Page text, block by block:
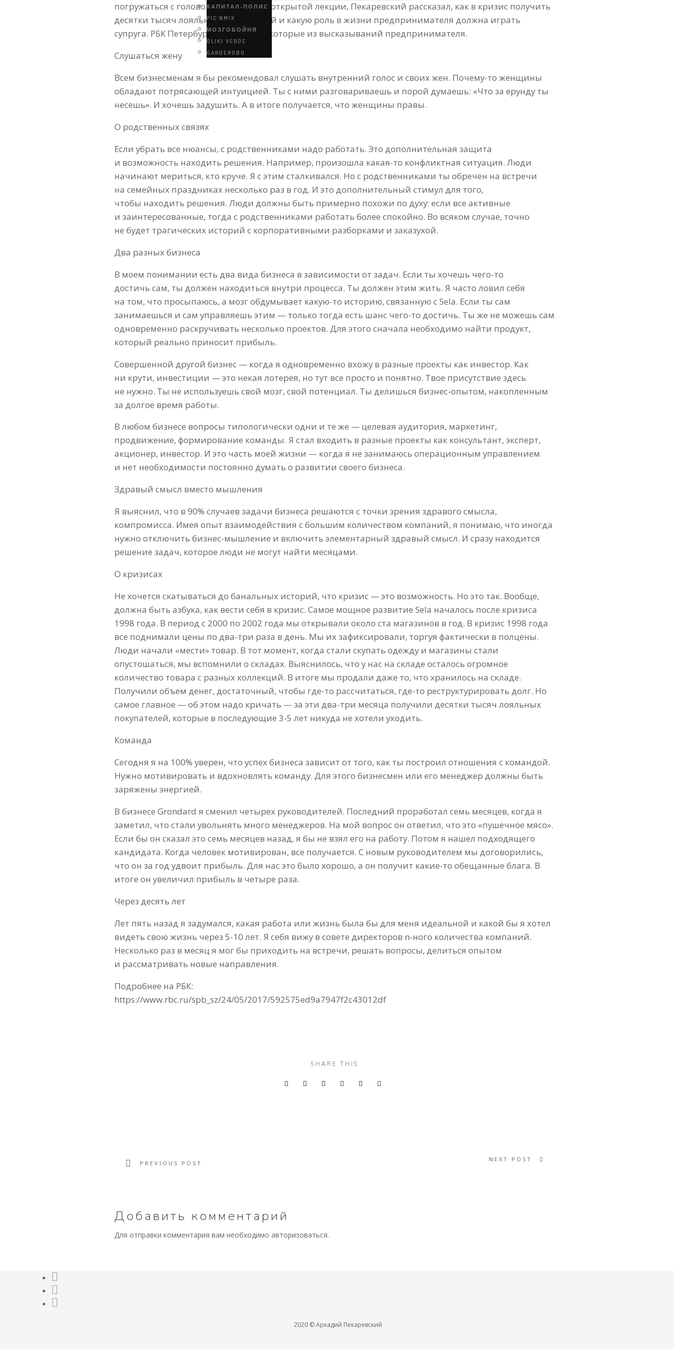
КАПИТАЛ-ПОЛИС
PIC’NMIX
МОЗГОБОЙНЯ
OLIKI VERDE
GARDEROBO
погружаться с головой. Выступая на открытой лекции, Пекаревский рассказал, как в кризис получить
десятки тысяч лояльных покупателей и какую роль в жизни предпринимателя должна играть
супруга. РБК Петербург приводит некоторые из высказываний предпринимателя.
Слушаться жену
Всем бизнесменам я бы рекомендовал слушать внутренний голос и своих жен. Почему-то женщины
обладают потрясающей интуицией. Ты с ними разговариваешь и порой думаешь: «Что за ерунду ты
несешь». И хочешь задушить. А в итоге получается, что женщины правы.
О родственных связях
Если убрать все нюансы, с родственниками надо работать. Это дополнительная защита
и возможность находить решения. Например, произошла какая-то конфликтная ситуация. Люди
начинают мериться, кто круче. Я с этим сталкивался. Но с родственниками ты обречен на встречи
на семейных праздниках несколько раз в год. И это дополнительный стимул для того,
чтобы находить решения. Люди должны быть примерно похожи по духу: если все активные
и заинтересованные, тогда с родственниками работать более спокойно. Во всяком случае, точно
не будет трагических историй с корпоративными разборками и заказухой.
Два разных бизнеса
В моем понимании есть два вида бизнеса в зависимости от задач. Если ты хочешь чего-то
достичь сам, ты должен находиться внутри процесса. Ты должен этим жить. Я часто ловил себя
на том, что просыпаюсь, а мозг обдумывает какую-то историю, связанную с Sela. Если ты сам
занимаешься и сам управляешь этим — только тогда есть шанс чего-то достичь. Ты же не можешь сам
одновременно раскручивать несколько проектов. Для этого сначала необходимо найти продукт,
который реально приносит прибыль.
Совершенной другой бизнес — когда я одновременно вхожу в разные проекты как инвестор. Как
ни крути, инвестиции — это некая лотерея, но тут все просто и понятно. Твое присутствие здесь
не нужно. Ты не используешь свой мозг, свой потенциал. Ты делишься бизнес-опытом, накопленным
за долгое время работы.
В любом бизнесе вопросы типологически одни и те же — целевая аудитория, маркетинг,
продвижение, формирование команды. Я стал входить в разные проекты как консультант, эксперт,
акционер, инвестор. И это часть моей жизни — когда я не занимаюсь операционным управлением
и нет необходимости постоянно думать о развитии своего бизнеса.
Здравый смысл вместо мышления
Я выяснил, что в 90% случаев задачи бизнеса решаются с точки зрения здравого смысла,
компромисса. Имея опыт взаимодействия с большим количеством компаний, я понимаю, что иногда
нужно отключить бизнес-мышление и включить элементарный здравый смысл. И сразу находится
решение задач, которое люди не могут найти месяцами.
О кризисах
Не хочется скатываться до банальных историй, что кризис — это возможность. Но это так. Вообще,
должна быть азбука, как вести себя в кризис. Самое мощное развитие Sela началось после кризиса
1998 года. В период с 2000 по 2002 года мы открывали около ста магазинов в год. В кризис 1998 года
все поднимали цены по два-три раза в день. Мы их зафиксировали, торгуя фактически в полцены.
Люди начали «мести» товар. В тот момент, когда стали скупать одежду и магазины стали
опустошаться, мы вспомнили о складах. Выяснилось, что у нас на складе осталось огромное
количество товара с разных коллекций. В итоге мы продали даже то, что хранилось на складе.
Получили объем денег, достаточный, чтобы где-то рассчитаться, где-то реструктурировать долг. Но
самое главное — об этом надо кричать — за эти два-три месяца получили десятки тысяч лояльных
покупателей, которые в последующие 3-5 лет никуда не хотели уходить.
Команда
Сегодня я на 100% уверен, что успех бизнеса зависит от того, как ты построил отношения с командой.
Нужно мотивировать и вдохновлять команду. Для этого бизнесмен или его менеджер должны быть
заряжены энергией.
В бизнесе Grondard я сменил четырех руководителей. Последний проработал семь месяцев, когда я
заметил, что стали увольнять много менеджеров. На мой вопрос он ответил, что это «пушечное мясо».
Если бы он сказал это семь месяцев назад, я бы не взял его на работу. Потом я нашел подходящего
кандидата. Когда человек мотивирован, все получается. С новым руководителем мы договорились,
что он за год удвоит прибыль. Для нас это было хорошо, а он получит какие-то обещанные блага. В
итоге он увеличил прибыль в четыре раза.
Через десять лет
Лет пять назад я задумался, какая работа или жизнь была бы для меня идеальной и какой бы я хотел
видеть свою жизнь через 5-10 лет. Я себя вижу в совете директоров n-ного количества компаний.
Несколько раз в месяц я мог бы приходить на встречи, решать вопросы, делиться опытом
и рассматривать новые направления.
Подробнее на РБК:
https://www.rbc.ru/spb_sz/24/05/2017/592575ed9a7947f2c43012df
SHARE THIS
PREVIOUS POST
NEXT POST
Добавить комментарий
Для отправки комментария вам необходимо авторизоваться.
2020 © Аркадий Пекаревский